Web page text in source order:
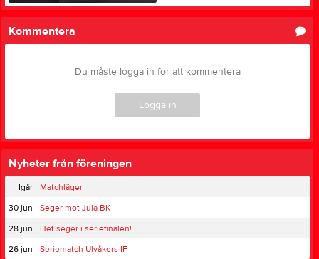
Kommentera
Du måste logga in för att kommentera
Logga in
Nyheter från föreningen
Igår
Matchläger
30 jun
Seger mot Jula BK
28 jun
Het seger i seriefinalen!
26 jun
Seriematch Ulvåkers IF